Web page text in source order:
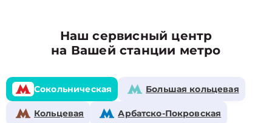
Наш сервисный центр
на Вашей станции метро
Сокольническая Большая кольцевая
Кольцевая Арбатско-Покровская